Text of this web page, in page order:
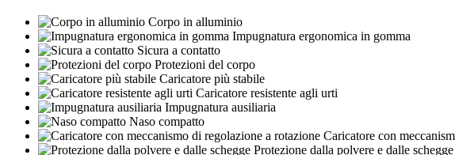
Corpo in alluminio
Impugnatura ergonomica in gomma
Sicura a contatto
Protezioni del corpo
Caricatore più stabile
Caricatore resistente agli urti
Impugnatura ausiliaria
Naso compatto
Caricatore con
Protezione dalla polvere e dalle schegge